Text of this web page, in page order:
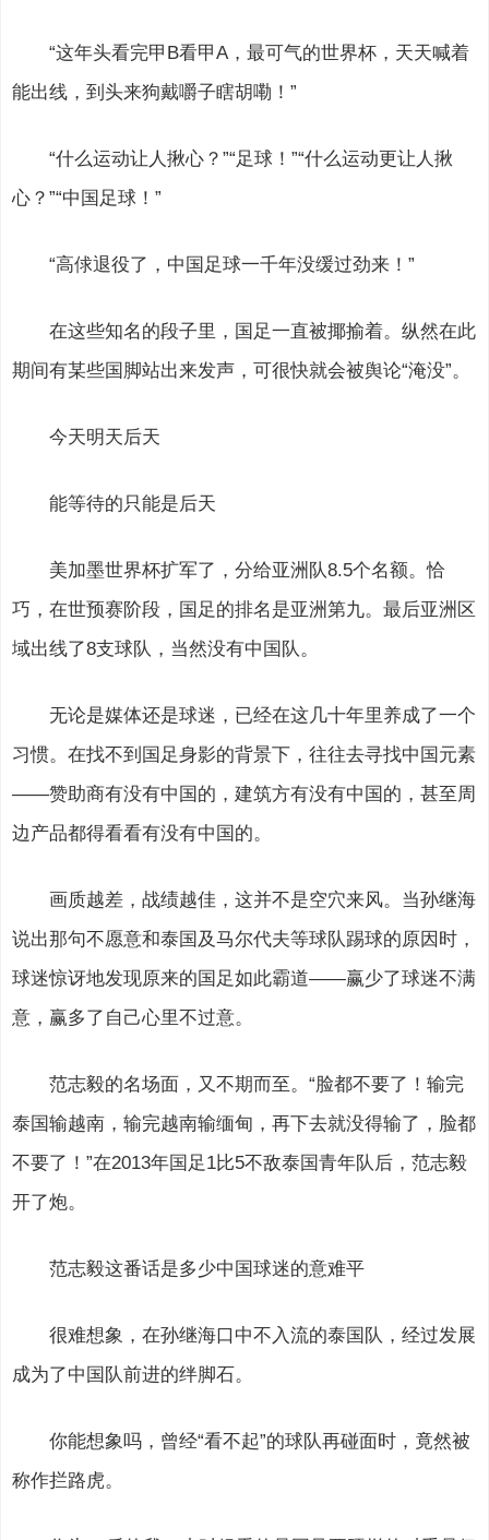
“这年头看完甲B看甲A，最可气的世界杯，天天喊着
能出线，到头来狗戴嚼子瞎胡嘞！”
“什么运动让人揪心？”“足球！”“什么运动更让人揪
心？”“中国足球！”
“高俅退役了，中国足球一千年没缓过劲来！”
在这些知名的段子里，国足一直被揶揄着。纵然在此
期间有某些国脚站出来发声，可很快就会被舆论“淹没”。
今天明天后天
能等待的只能是后天
美加墨世界杯扩军了，分给亚洲队8.5个名额。恰
巧，在世预赛阶段，国足的排名是亚洲第九。最后亚洲区
域出线了8支球队，当然没有中国队。
无论是媒体还是球迷，已经在这几十年里养成了一个
习惯。在找不到国足身影的背景下，往往去寻找中国元素
——赞助商有没有中国的，建筑方有没有中国的，甚至周
边产品都得看看有没有中国的。
画质越差，战绩越佳，这并不是空穴来风。当孙继海
说出那句不愿意和泰国及马尔代夫等球队踢球的原因时，
球迷惊讶地发现原来的国足如此霸道——赢少了球迷不满
意，赢多了自己心里不过意。
范志毅的名场面，又不期而至。“脸都不要了！输完
泰国输越南，输完越南输缅甸，再下去就没得输了，脸都
不要了！”在2013年国足1比5不敌泰国青年队后，范志毅
开了炮。
范志毅这番话是多少中国球迷的意难平
很难想象，在孙继海口中不入流的泰国队，经过发展
成为了中国队前进的绊脚石。
你能想象吗，曾经“看不起”的球队再碰面时，竟然被
称作拦路虎。